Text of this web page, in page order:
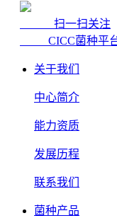
扫一扫关注
CICC菌种平
关于我们
中心简介
能力资质
发展历程
联系我们
菌种产品